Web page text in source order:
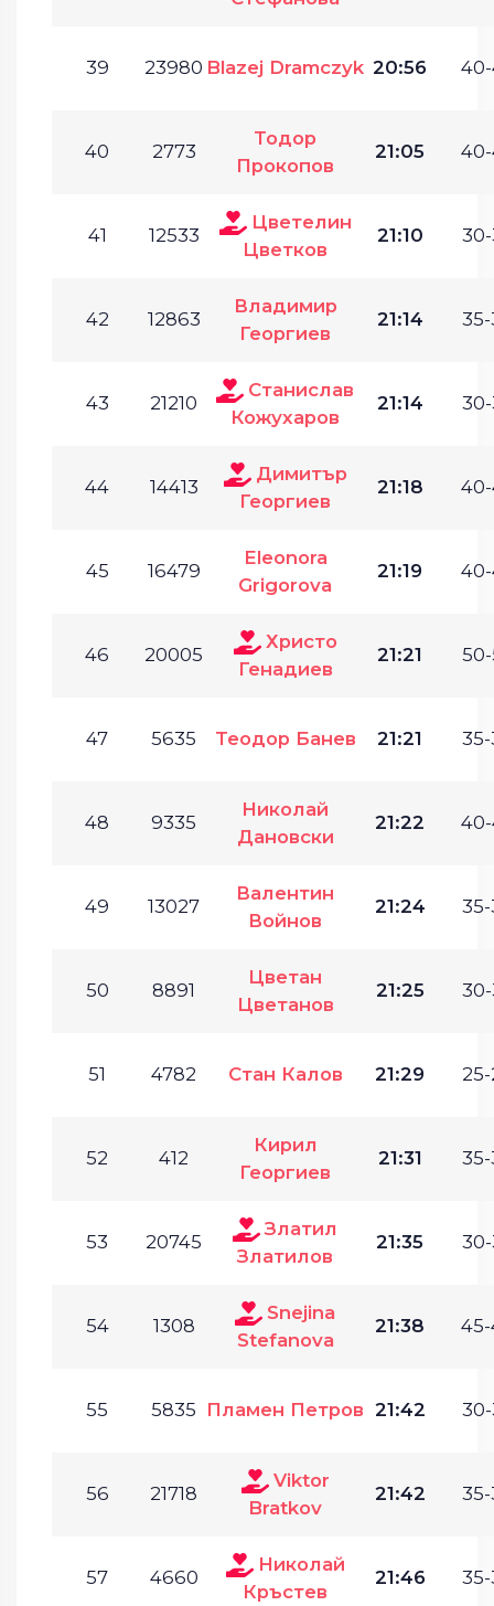
39 23980 Blazej Dramczyk 20:56 40-
40 2773
Тодор
Прокопов
21:05 40-
41 12533
Цветелин
Цветков
21:10 30-
42 12863
Владимир
Георгиев
21:14 35-
43 21210
Станислав
Кожухаров
21:14 30-
44 14413
Димитър
Георгиев
21:18 40-
45 16479
Eleonora
Grigorova
21:19 40-
46 20005
Христо
Генадиев
21:21 50-
47 5635 Теодор Банев 21:21 35-
48 9335
Николай
Дановски
21:22 40-
49 13027
Валентин
Войнов
21:24 35-
50 8891
Цветан
Цветанов
21:25 30-
51 4782 Стан Калов 21:29 25-
52 412
Кирил
Георгиев
21:31 35-
53 20745
Златил
Златилов
21:35 30-
54 1308
Snejina
Stefanova
21:38 45-
55 5835 Пламен Петров 21:42 30-
56 21718
Viktor
Bratkov
21:42 35-
57 4660
Николай
Кръстев
21:46 35-